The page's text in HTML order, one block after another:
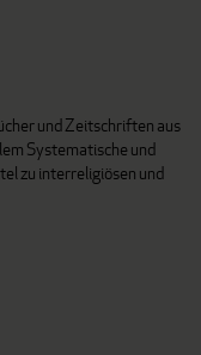
und Zeitschriften aus
Systematische und
zu interreligiösen und